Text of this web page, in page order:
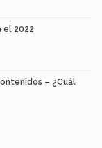
el 2022
– ¿Cuál